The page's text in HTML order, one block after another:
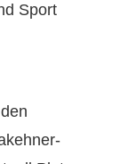
Sport